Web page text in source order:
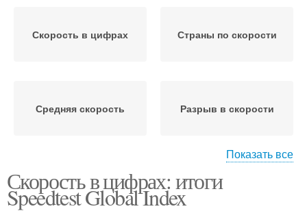
Скорость в цифрах Страны по скорости
Средняя скорость Разрыв в скорости
Скорости для разных
типов
Медленные скорости
Показать все
Скорость в цифрах: итоги
Speedtest Global Index